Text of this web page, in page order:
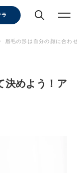
ラ
眉毛の形は自分の顔に合わ
決めよう！ア